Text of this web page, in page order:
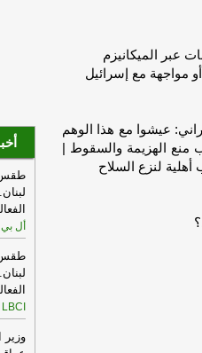
عبر الميكانيزم
مواجهة مع إسرائيل
عيشوا مع هذا الوهم
منع الهزيمة والسقوط |
لنزع السلاح
قصف
14:46
علي
LBCI
13:26
10:43
طقس
أل
طقس
LBCI
وزير